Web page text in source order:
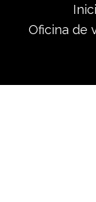
Oficina de